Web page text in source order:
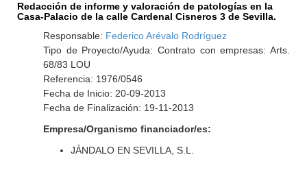
Redacción de informe y valoración de patologías en la
Casa-Palacio de la calle Cardenal Cisneros 3 de Sevilla.
Responsable: Federico Arévalo Rodríguez
Tipo de Proyecto/Ayuda: Contrato con empresas: Arts.
68/83 LOU
Referencia: 1976/0546
Fecha de Inicio: 20-09-2013
Fecha de Finalización: 19-11-2013
Empresa/Organismo financiador/es:
JÁNDALO EN SEVILLA, S.L.